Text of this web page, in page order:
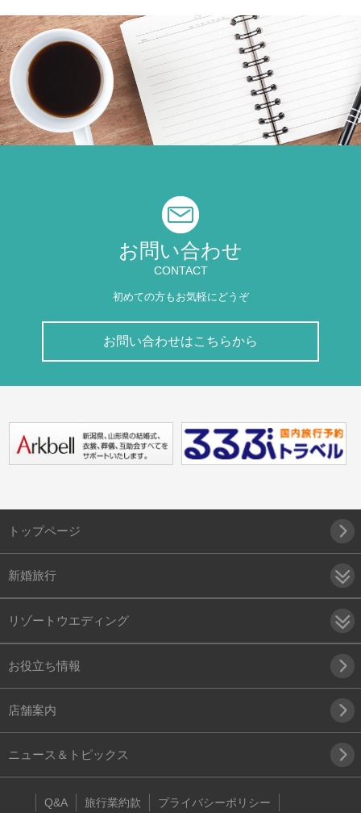
お問い合わせ
CONTACT
初めての方もお気軽にどうぞ
お問い合わせはこちらから
トップページ
新婚旅行
リゾートウエディング
お役立ち情報
店舗案内
ニュース＆トピックス
Q&A 旅行業約款 プライバシーポリシー